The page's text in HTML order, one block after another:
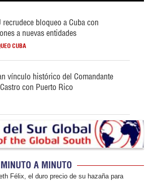
recrudece bloqueo a Cuba con
a nuevas entidades
CUBA
vínculo histórico del Comandante
con Puerto Rico
MINUTO A MINUTO
Félix, el duro precio de su hazaña para